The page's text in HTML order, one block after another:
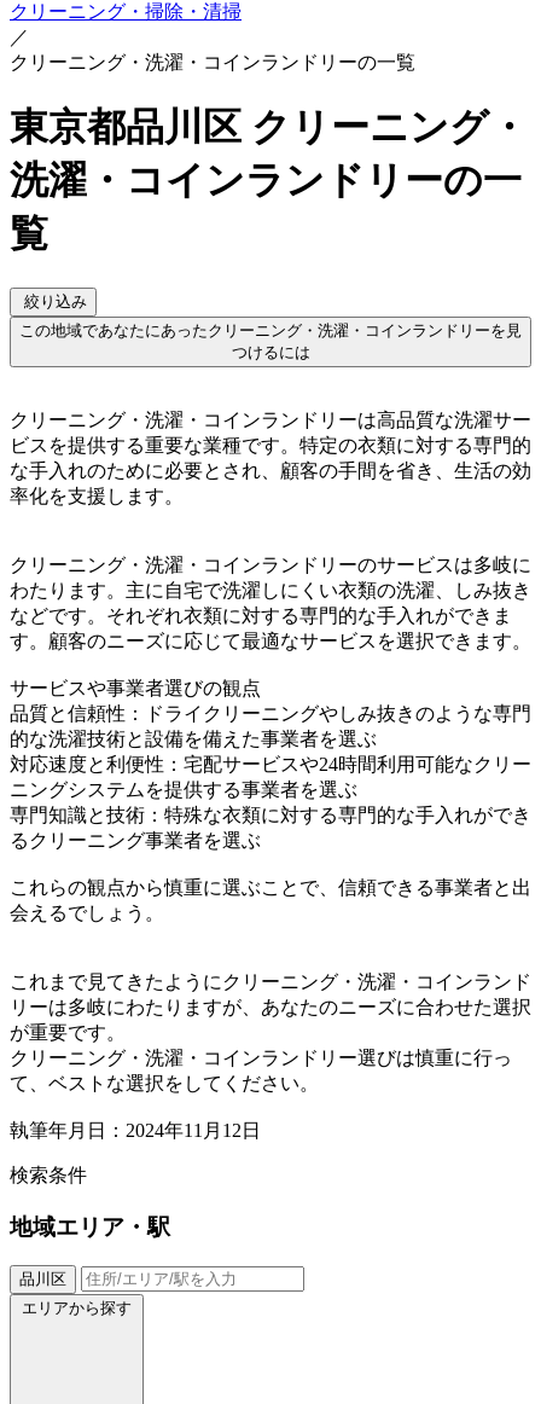
クリーニング・掃除・清掃
／
クリーニング・洗濯・コインランドリーの一覧
東京都品川区 クリーニング・
洗濯・コインランドリーの一
覧
絞り込み
この地域であなたにあったクリーニング・洗濯・コインランドリーを見
つけるには
クリーニング・洗濯・コインランドリーは高品質な洗濯サー
ビスを提供する重要な業種です。特定の衣類に対する専門的
な手入れのために必要とされ、顧客の手間を省き、生活の効
率化を支援します。
クリーニング・洗濯・コインランドリーのサービスは多岐に
わたります。主に自宅で洗濯しにくい衣類の洗濯、しみ抜き
などです。それぞれ衣類に対する専門的な手入れができま
す。顧客のニーズに応じて最適なサービスを選択できます。
サービスや事業者選びの観点
品質と信頼性：ドライクリーニングやしみ抜きのような専門
的な洗濯技術と設備を備えた事業者を選ぶ
対応速度と利便性：宅配サービスや24時間利用可能なクリー
ニングシステムを提供する事業者を選ぶ
専門知識と技術：特殊な衣類に対する専門的な手入れができ
るクリーニング事業者を選ぶ
これらの観点から慎重に選ぶことで、信頼できる事業者と出
会えるでしょう。
これまで見てきたようにクリーニング・洗濯・コインランド
リーは多岐にわたりますが、あなたのニーズに合わせた選択
が重要です。
クリーニング・洗濯・コインランドリー選びは慎重に行っ
て、ベストな選択をしてください。
執筆年月日：2024年11月12日
検索条件
地域エリア・駅
品川区
エリアから探す